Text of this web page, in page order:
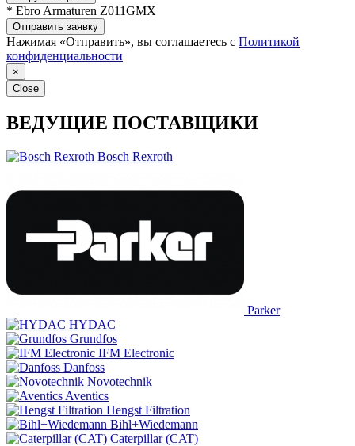
* Ebro Armaturen Z011GMX
Отправить заявку
Нажимая «Отправить», вы соглашаетесь с Политикой
конфиденциальности
×
Close
ВЕДУЩИЕ ПОСТАВЩИКИ
Bosch Rexroth
Parker
HYDAC
Grundfos
IFM Electronic
Danfoss
Novotechnik
Aventics
Hengst Filtration
Bihl+Wiedemann
Caterpillar (CAT)